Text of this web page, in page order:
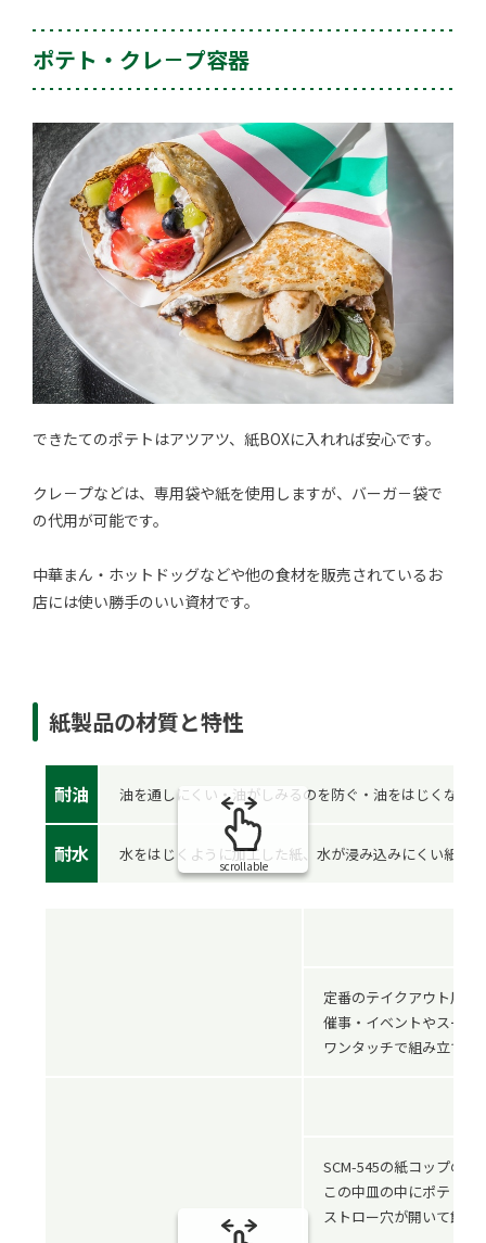
ポテト・クレ－プ容器
できたてのポテトはアツアツ、紙BOXに入れれば安心です。
クレ－プなどは、専用袋や紙を使用しますが、バーガ－袋で
の代用が可能です。
中華まん・ホットドッグなどや他の食材を販売されているお
店には使い勝手のいい資材です。
紙製品の材質と特性
耐油 油を通しにくい・油がしみるのを防ぐ・油をはじくなど
耐水 水をはじくように加工した紙、水が浸み込みにくい紙、
scrollable
定番のテイクアウト用フ
催事・イベントやスーパ
ワンタッチで組み立てら
SCM-545の紙コップの中
この中皿の中にポテト入
ストロー穴が開いて飲食